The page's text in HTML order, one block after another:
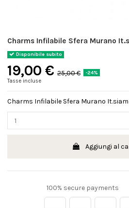
Charms Infilabile Sfera Murano
Disponibile subito
19,00 € 25,00 €
-24%
Tasse incluse
Charms Infilabile Sfera Murano
Aggiungi al
100% secure payments